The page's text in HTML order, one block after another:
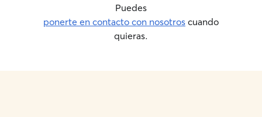
Puedes
ponerte en contacto con nosotros cuando
quieras.